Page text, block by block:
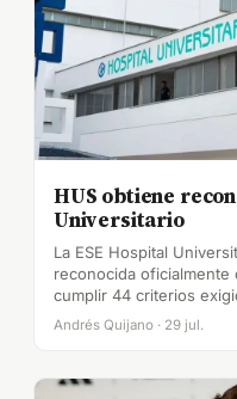
HUS obtiene
Universitario
La ESE Hospital
reconocida oficialmente
cumplir 44 criterios
Andrés Quijano · 29 jul.